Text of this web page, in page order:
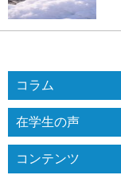
コラム
在学生の声
コンテンツ